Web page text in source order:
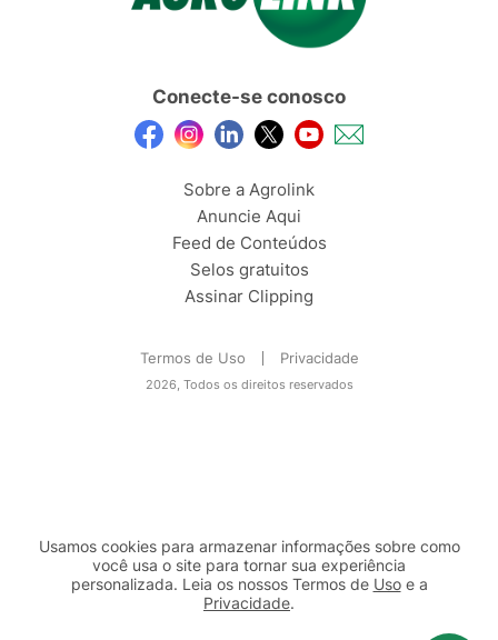
Conecte-se conosco
Sobre a Agrolink
Anuncie Aqui
Feed de Conteúdos
Selos gratuitos
Assinar Clipping
Termos de Uso Privacidade
2026, Todos os direitos reservados
Usamos cookies para armazenar informações sobre como
você usa o site para tornar sua experiência
personalizada. Leia os nossos Termos de Usoe a
Privacidade.